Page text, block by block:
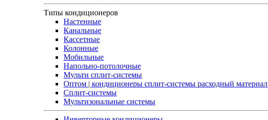
Типы кондиционеров
Настенные
Канальные
Кассетные
Колонные
Мобильные
Напольно-потолочные
Мульти сплит-системы
Оптом | кондиционеры сплит-системы расходный материал
Сплит-системы
Мультизональные системы